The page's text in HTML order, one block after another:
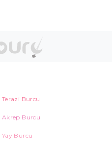
Terazi Burcu
Akrep Burcu
Yay Burcu